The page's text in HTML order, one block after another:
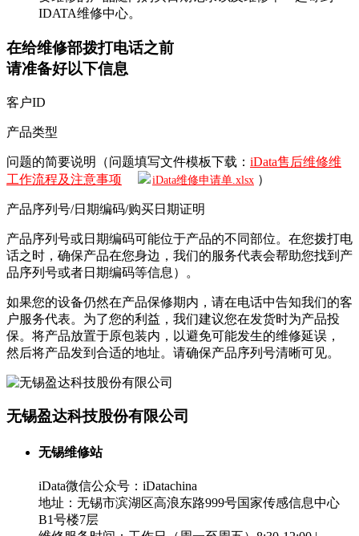
IDATA维修中心。
在给维修部拨打电话之前
请准备好以下信息
客户ID
产品类型
问题的简要说明（问题填写文件模板下载： iData售后维修维
工作流程及注意事项
iData维修申请单.xlsx ）
产品序列号/日期编码/购买日期证明
产品序列号或日期编码可能位于产品的不同部位。在您拨打电
话之时，确保产品在您身边，我们的服务代表会帮助您找到产
品序列号或者日期编码等信息）。
如果您的设备仍然在产品保修期内，请在电话中告知我们的客
户服务代表。为了您的利益，我们建议您在发货时为产品投
保。将产品放置于原包装内，以避免可能发生的维修延误，
然后将产品发到合适的地址。请确保产品序列号清晰可见。
无锡盈达科技股份有限公司
无锡维修站
iData微信公众号：iDatachina
地址：无锡市滨湖区高浪东路999号国家传感信息中心
B1号楼7层